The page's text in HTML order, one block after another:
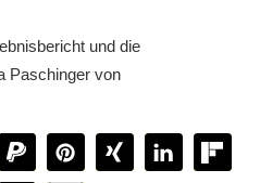
und die
Paschinger von